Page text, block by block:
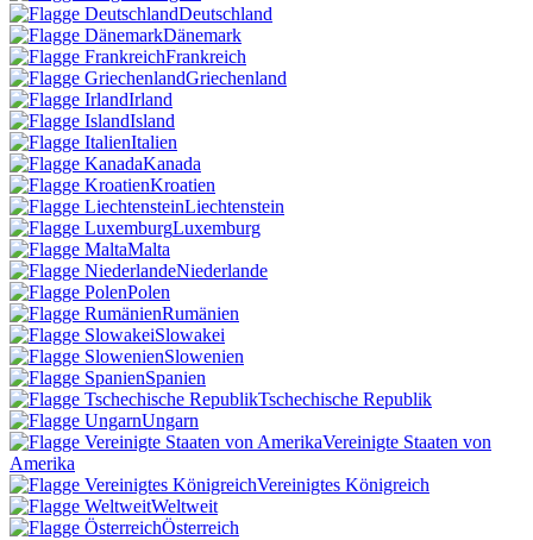
Deutschland
Dänemark
Frankreich
Griechenland
Irland
Island
Italien
Kanada
Kroatien
Liechtenstein
Luxemburg
Malta
Niederlande
Polen
Rumänien
Slowakei
Slowenien
Spanien
Tschechische Republik
Ungarn
Vereinigte Staaten von
Amerika
Vereinigtes Königreich
Weltweit
Österreich